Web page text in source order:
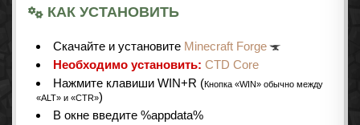
КАК УСТАНОВИТЬ
Cкачайте и установите Minecraft Forge
Необходимо установить: CTD Core
Нажмите клавиши WIN+R (Кнопка «WIN» обычно между
«ALT» и «CTR»)
В окне введите %appdata%